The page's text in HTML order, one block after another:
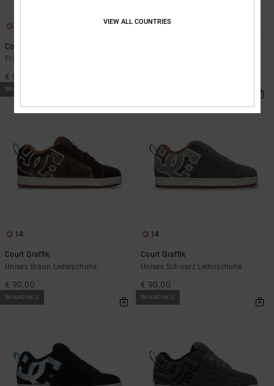
Court Graffik
Frauen Multi Lederschuhe
€ 85,00
14
BRANDNEU
14
Court Graffik
Unisex Braun Lederschuhe
€ 90,00
14
Court Graffik
Unisex Schwarz Lederschuhe
€ 90,00
BRANDNEU BRANDNEU
VIEW ALL COUNTRIES